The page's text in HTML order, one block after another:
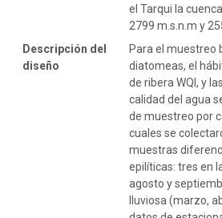
el Tarqui la
2799 m.s.n.m y
Descripción del
diseño
Para el muestreo
diatomeas, el
de ribera WQI, y
calidad del agua
de muestreo por
cuales se
muestras
epilíticas: tres en
agosto y
lluviosa (marzo,